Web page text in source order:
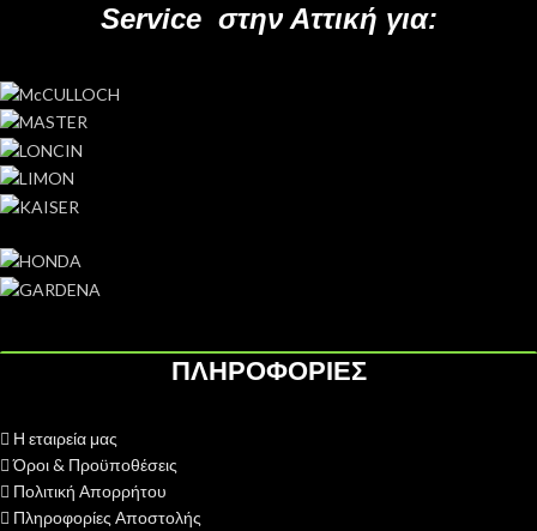
Serviceστην Αττική για:
ΠΛΗΡΟΦΟΡΙΕΣ
Η εταιρεία μας
Όροι & Προϋποθέσεις
Πολιτική Απορρήτου
Πληροφορίες Αποστολής